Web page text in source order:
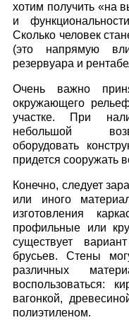
хотим получить «на
и
Сколько человек
(это напрямую
резервуара и
Очень важно
окружающего
участке. При
небольшой
оборудовать
придется сооружать
Конечно, следует
или иного
изготовления
профильные или
существует
брусьев. Стены
различных
воспользоваться:
вагонкой,
полиэтиленом.